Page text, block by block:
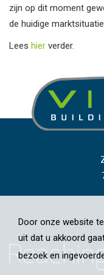
Door onze website
uit dat u akkoord
bezoek en
zijn op dit moment
de huidige
Lees hier verder.